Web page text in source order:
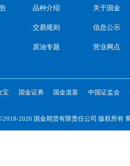
品种介绍
交易规则
原油专题
关于国金
信息公示
营业网点
宝 国金证券 国金道富 中国证监会
2026 国金期货有限责任公司 版权所有